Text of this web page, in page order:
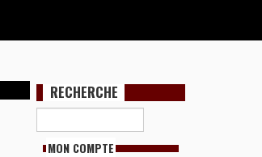
RECHERCHE
MON COMPTE